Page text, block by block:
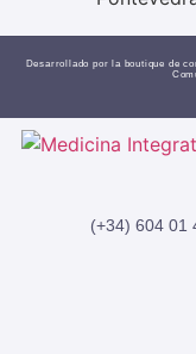
Desarrollado por la boutique de
(+34) 604 01